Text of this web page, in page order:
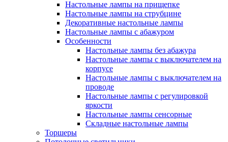
Настольные лампы на прищепке
Настольные лампы на струбцине
Декоративные настольные лампы
Настольные лампы с абажуром
Особенности
Настольные лампы без абажура
Настольные лампы с выключателем на
корпусе
Настольные лампы с выключателем на
проводе
Настольные лампы с регулировкой
яркости
Настольные лампы сенсорные
Складные настольные лампы
Торшеры